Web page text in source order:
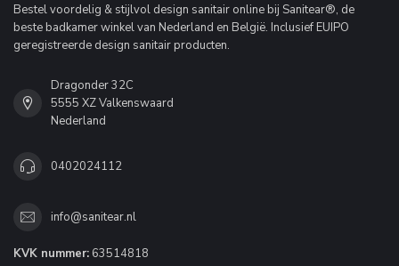
Bestel voordelig & stijlvol design sanitair online bij Sanitear®, de
beste badkamer winkel van Nederland en België. Inclusief EUIPO
geregistreerde design sanitair producten.
Dragonder 32C
5555 XZ Valkenswaard
Nederland
0402024112
info@sanitear.nl
KVK nummer: 63514818